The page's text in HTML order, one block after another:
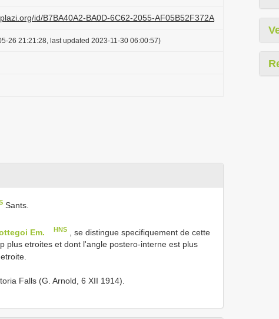
id/B7BA40A2-BA0D-6C62-2055-AF05B52F372A
26 21:21:28, last updated 2023-11-30 06:00:57)
Sants.
Em. HNS
, se distingue specifiquement de cette
plus etroites et dont l'angle postero-interne est plus
Falls (G. Arnold, 6 XII 1914).